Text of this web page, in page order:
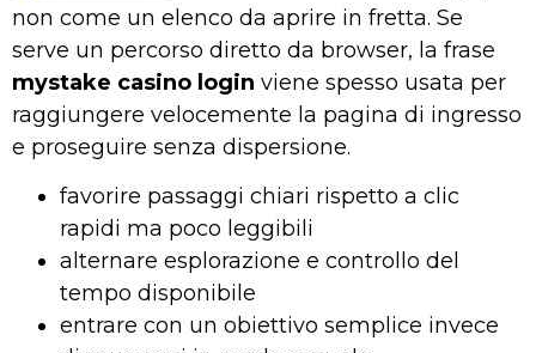
non come un elenco da aprire in fretta. Se
serve un percorso diretto da browser, la frase
mystake casino login viene spesso usata per
raggiungere velocemente la pagina di ingresso
e proseguire senza dispersione.
favorire passaggi chiari rispetto a clic
rapidi ma poco leggibili
alternare esplorazione e controllo del
tempo disponibile
entrare con un obiettivo semplice invece